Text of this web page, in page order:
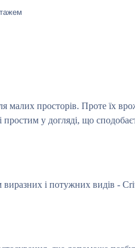
малих просторів. Проте їх
у догляді, що
виразних і потужних видів -